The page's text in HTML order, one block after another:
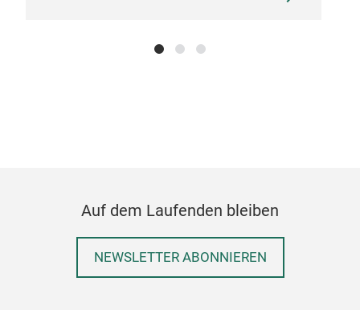
Auf dem Laufenden bleiben
NEWSLETTER ABONNIEREN